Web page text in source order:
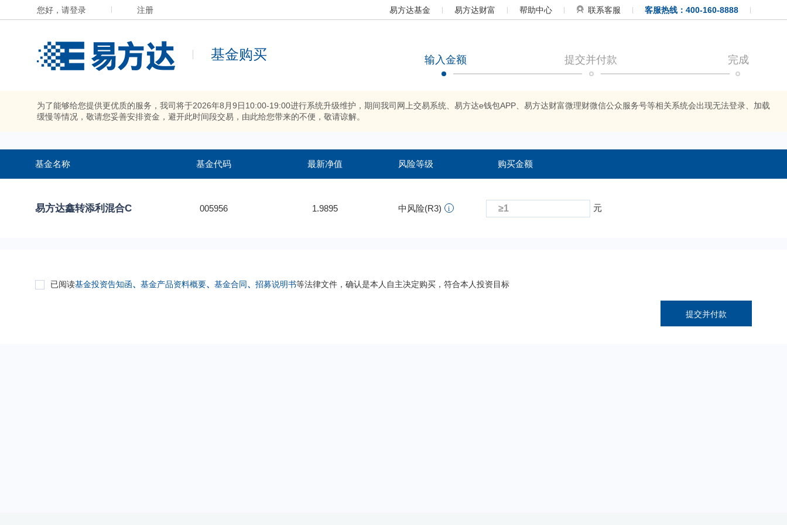
您好，请登录 注册 易方达基金 易方达财富 帮助中心 联系客服 客服热线：400-160-8888
基金购买 输入金额 提交并付款 完成
为了能够给您提供更优质的服务，我司将于2026年8月9日10:00-19:00进行系统升级维护，期间我司网上交易系统、易方达e钱包APP、易方达财富微理财微信公众服务号等相关系统会出现无法登录、加载
缓慢等情况，敬请您妥善安排资金，避开此时间段交易，由此给您带来的不便，敬请谅解。
基金名称 基金代码 最新净值 风险等级 购买金额
易方达鑫转添利混合C 005956 1.9895 中风险(R3) 元
已阅读基金投资告知函、 基金产品资料概要、 基金合同、 招募说明书等法律文件，确认是本人自主决定购买，符合本人投资目标